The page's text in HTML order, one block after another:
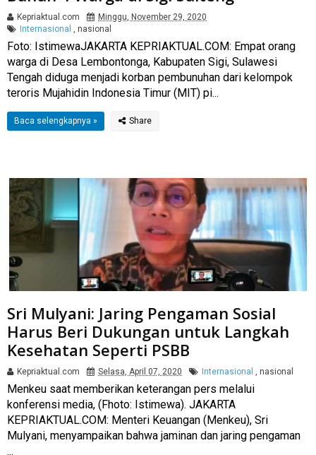
Kepriaktual.com
Minggu, November 29, 2020
Internasional
nasional
Foto: IstimewaJAKARTA KEPRIAKTUAL.COM: Empat orang
warga di Desa Lembontonga, Kabupaten Sigi, Sulawesi
Tengah diduga menjadi korban pembunuhan dari kelompok
teroris Mujahidin Indonesia Timur (MIT) pi...
Baca selengkapnya »
Sri Mulyani: Jaring Pengaman Sosial
Harus Beri Dukungan untuk Langkah
Kesehatan Seperti PSBB
Kepriaktual.com Selasa, April 07, 2020 Internasional nasional
Menkeu saat memberikan keterangan pers melalui
konferensi media, (Fhoto: Istimewa). JAKARTA
KEPRIAKTUAL.COM: Menteri Keuangan (Menkeu), Sri
Mulyani, menyampaikan bahwa jaminan dan jaring pengaman
...